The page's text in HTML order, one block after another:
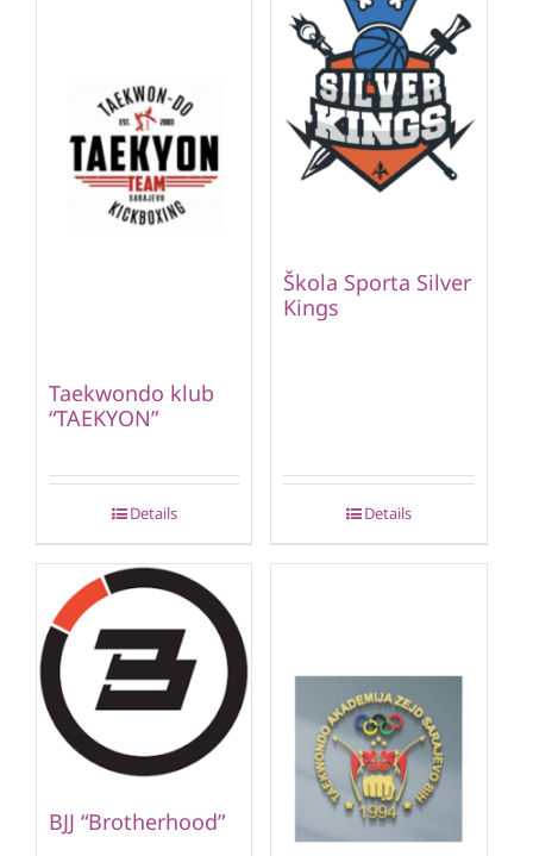
Taekwondo klub
“TAEKYON”
Details
Škola Sporta Silver
Kings
Details
BJJ “Brotherhood”